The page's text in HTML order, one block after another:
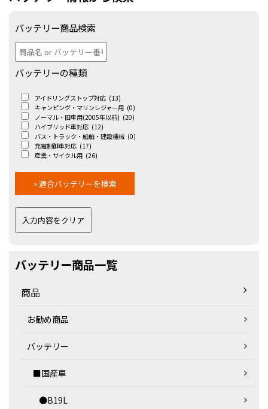
バッテリー商品検索
バッテリーの種類
アイドリングストップ対応 (13)
キャンピング・マリンレジャー用 (0)
ノーマル・旧車用(2005年以前) (20)
ハイブリッド車対応 (12)
バス・トラック・船舶・建設機械 (0)
充電制御車対応 (17)
産業・サイクル用 (26)
バッテリー商品一覧
商品
お勧め商品
バッテリー
■国産車
●B19L